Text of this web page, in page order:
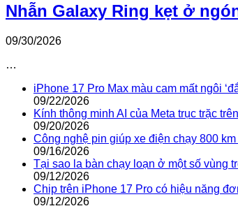
Nhẫn Galaxy Ring kẹt ở
09/30/2026
…
iPhone 17 Pro Max màu cam mất ngôi
09/22/2026
Kính thông minh AI của Meta trục trặc
09/20/2026
Công nghệ pin giúp xe điện chạy 800
09/16/2026
Tại sao la bàn chạy loạn ở một số vùng
09/12/2026
Chip trên iPhone 17 Pro có hiệu năng
09/12/2026